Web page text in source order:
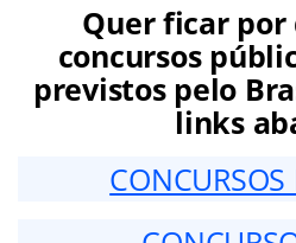
Quer ficar por
concursos
previstos pelo
links
CONCURSOS